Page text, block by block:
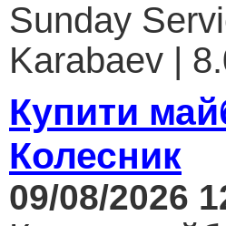
Sunday
Karabaev |
Купити
Колесник
09/08/2026